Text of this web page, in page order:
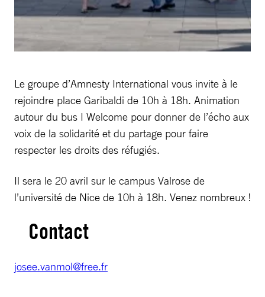
Le groupe d’Amnesty International vous invite à le
rejoindre place Garibaldi de 10h à 18h. Animation
autour du bus I Welcome pour donner de l’écho aux
voix de la solidarité et du partage pour faire
respecter les droits des réfugiés.
Il sera le 20 avril sur le campus Valrose de
l’université de Nice de 10h à 18h. Venez nombreux !
Contact
josee.vanmol@free.fr